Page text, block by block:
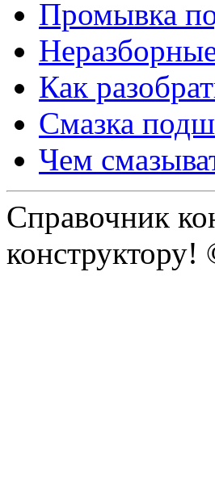
Промывка
Как
Смазка
Чем
Справочник